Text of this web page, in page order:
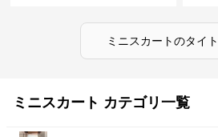
ミニスカートのタイト
ミニスカート カテゴリ一覧